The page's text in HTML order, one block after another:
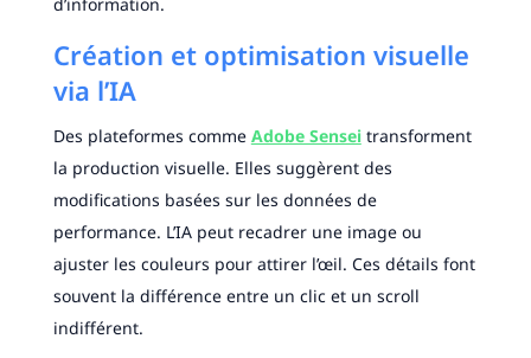
Création et optimisation visuelle
via l’IA
Des plateformes comme Adobe Senseitransforment
la production visuelle. Elles suggèrent des
modifications basées sur les données de
performance. L’IA peut recadrer une image ou
ajuster les couleurs pour attirer l’œil. Ces détails font
souvent la différence entre un clic et un scroll
indifférent.